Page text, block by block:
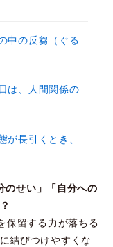
中の反芻（ぐる
は、人間関係の
長引くとき、
のせい」「自分への
保留する力が落ちる
結びつけやすくな